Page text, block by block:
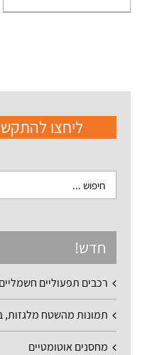
ליחצו
חדש!
רכבים תפעוליים חשמליים
תמונות מהשטח מלגזות,
מחסנים אוטומטיים